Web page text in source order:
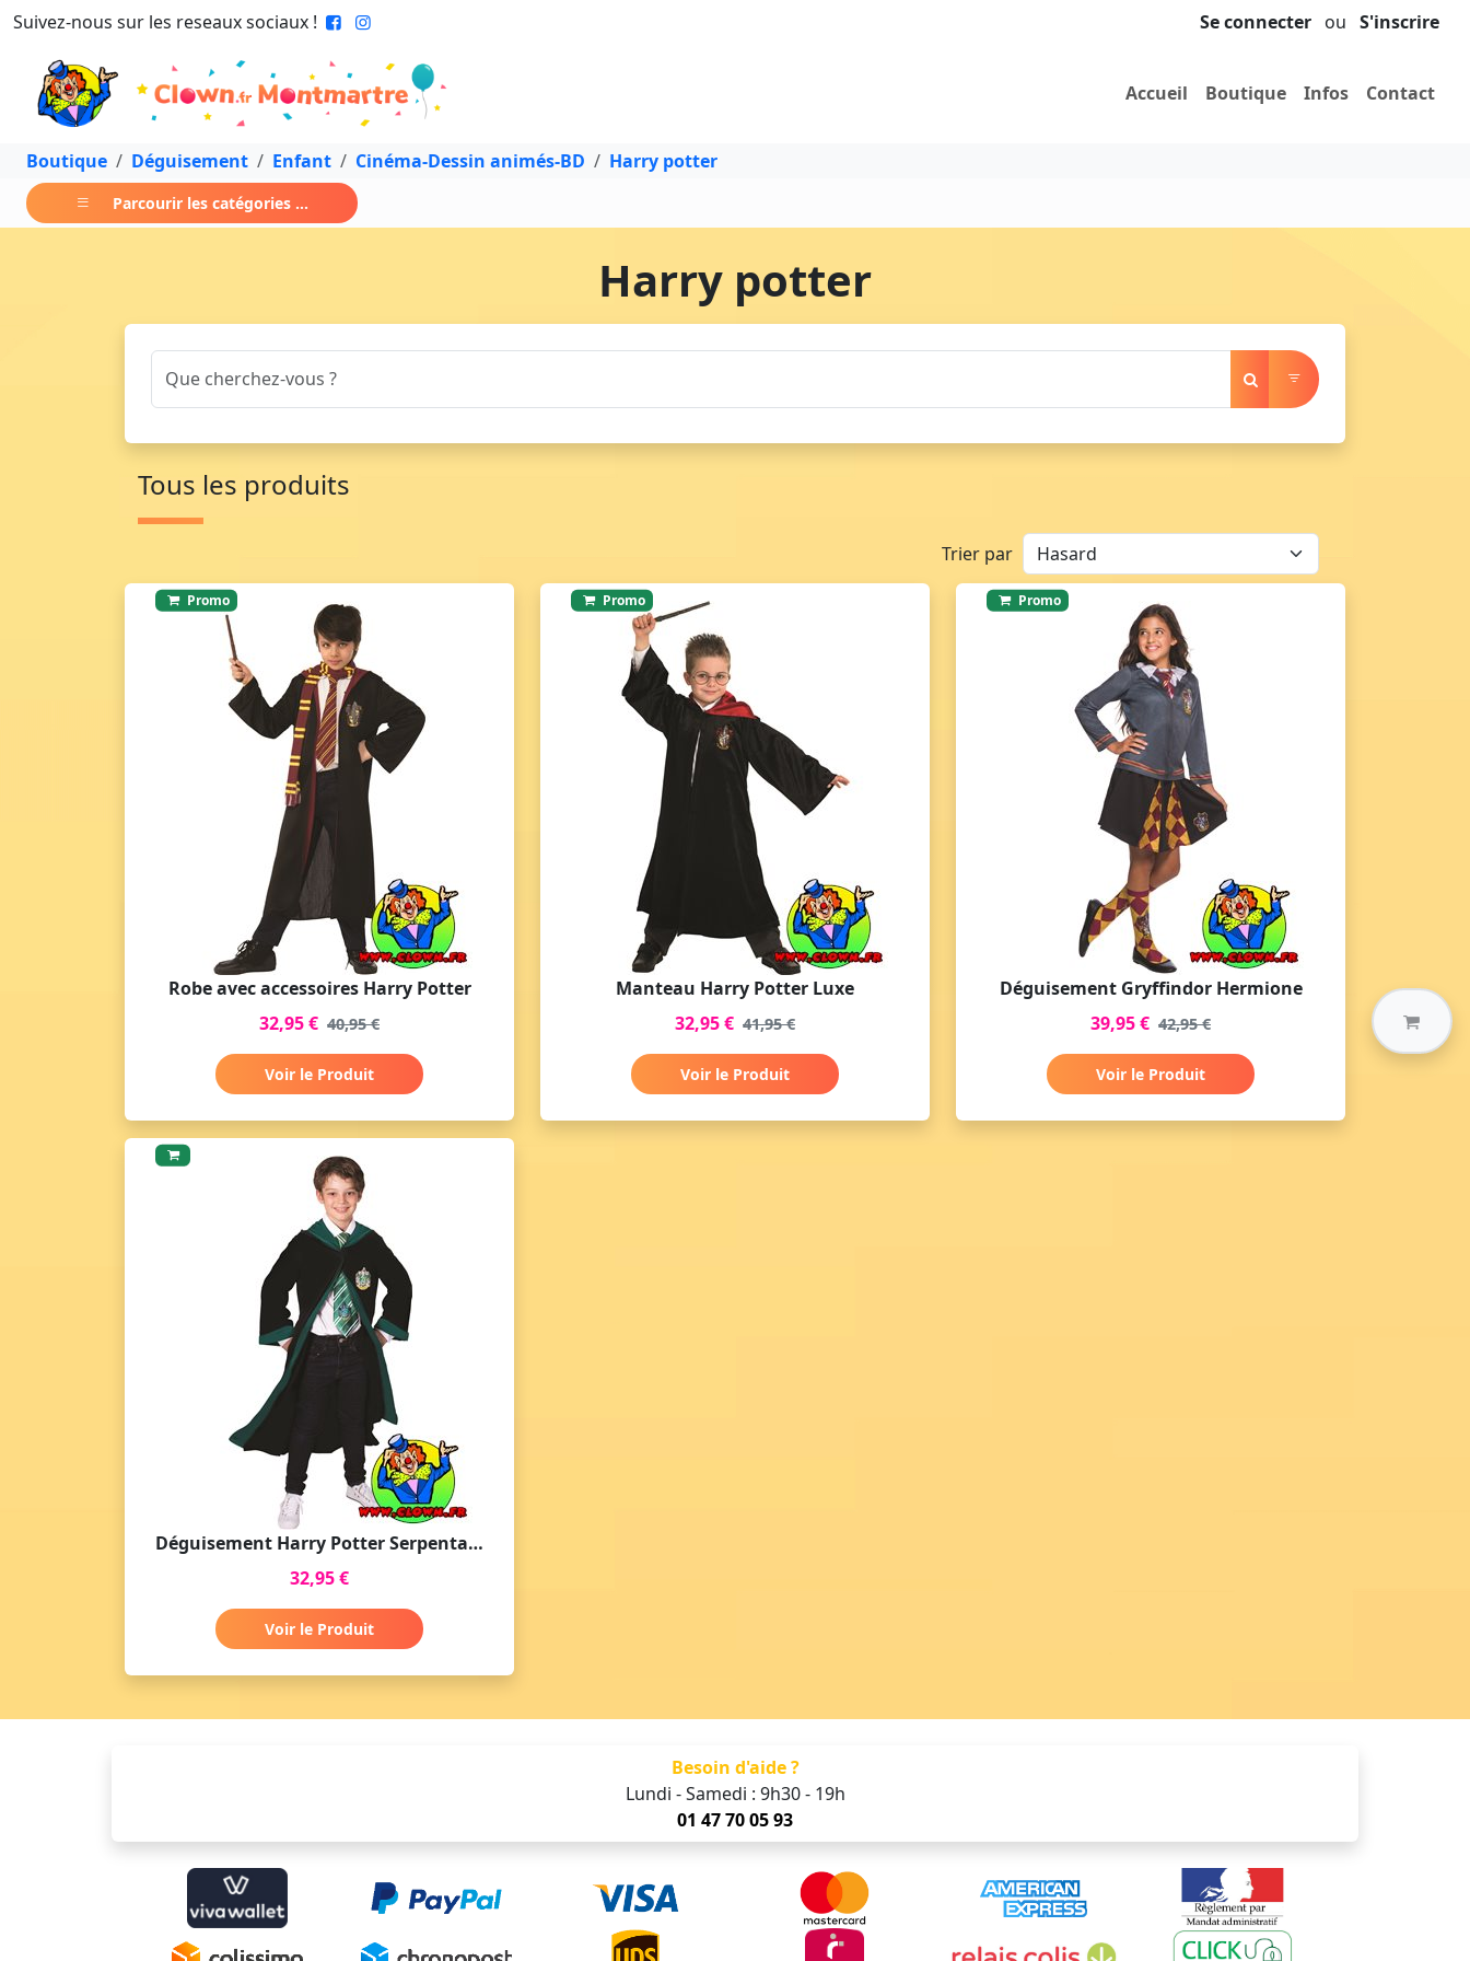
Suivez-nous sur les reseaux sociaux ! Se connecter ou S'inscrire
Accueil Boutique Infos Contact
Boutique Déguisement Enfant Cinéma-Dessin animés-BD Harry potter
Parcourir les catégories ...
Harry potter
Tous les produits
Trier par
Promo
Robe avec accessoires Harry Potter
32,95 € 40,95 €
Voir le Produit
Promo
Manteau Harry Potter Luxe
32,95 € 41,95 €
Voir le Produit
Promo
Déguisement Gryffindor Hermione
39,95 € 42,95 €
Voir le Produit
Déguisement Harry Potter Serpentard
32,95 €
Voir le Produit
Besoin d'aide ?
Lundi - Samedi : 9h30 - 19h
01 47 70 05 93